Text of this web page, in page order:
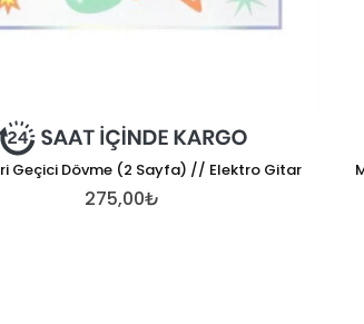
Geçici Dövme (2 Sayfa) // Elektro Gitar
275,00₺